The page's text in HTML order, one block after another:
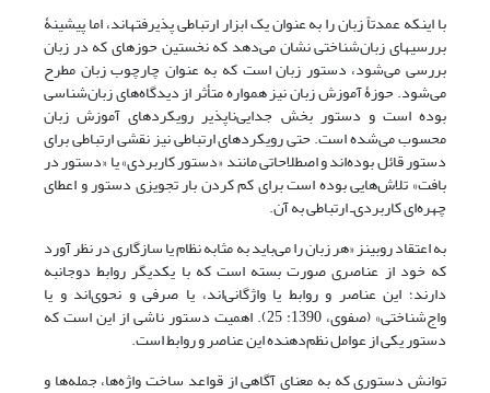
با اینکه عمدتاً زبان را به عنوان یک ابزار ارتباطی پذیرفته­اند، اما پیشینۀ
بررسی­های زبان‌شناختی نشان می‌دهد که نخستین حوزه­ای که در زبان
بررسی می‌شود، دستور زبان است که به عنوان چارچوب زبان مطرح
می‌شود. حوزۀ آموزش زبان نیز همواره متأثر از دیدگاه‌های زبان‌شناسی
بوده است و دستور بخش جدایی‌ناپذیر رویکردهای آموزش زبان
محسوب می‌شده است. حتی رویکردهای ارتباطی نیز نقشی ارتباطی برای
دستور قائل بوده‌اند و اصطلاحاتی مانند «دستور کاربردی» یا «دستور در
بافت» تلاش‌هایی بوده است برای کم کردن بار تجویزی دستور و اعطای
چهره‌ای کاربردی‌ـ‌ ارتباطی به آن.
به اعتقاد روبینز «هر زبان را می‌باید به مثابه نظام یا سازگاری در نظر آورد
که خود از عناصری صورت بسته است که با یکدیگر روابط دوجانبه
دارند؛ این عناصر و روابط یا واژگانی‌اند، یا صرفی و نحوی‌اند و یا
واج‌شناختی» (صفوی، 1390: 25). اهمیت دستور ناشی از این است که
دستور یکی از عوامل نظم‌دهنده این عناصر و روابط است.
توانش دستوری که به معنای آگاهی از قواعد ساخت واژه‌ها، جمله‌ها و